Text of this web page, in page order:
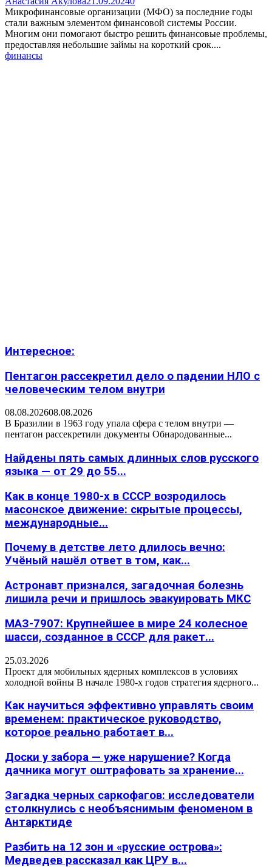
Микрофинансовые организации (МФО) за последние годы
стали важным элементом финансовой системы России.
Многим они помогают быстро решить финансовые проблемы,
предоставляя небольшие займы на короткий срок....
финансы
Интересное:
Пентагон рассекретил дело о падении НЛО с
человеческим телом внутри
08.08.202608.08.2026
В Бразилии в 1963 году упала сфера с телом внутри —
пентагон рассекретили документы Обнародованные...
Найдены пять самых длинных слов русского
языка — от 29 до 55...
Как в конце 1980-х в СССР возродилось
масонское движение: скрытые процессы,
международные...
Почему в детстве лето длилось вечно:
Учёный нашёл ответ в том, как...
Астронавт признался, загадочная болезнь
лишила речи и пришлось эвакуировать МКС
МАЗ-7907: Крупнейшее в мире 24 колесное
шасси, созданное в СССР для ракет...
25.03.2026
Проект для мобильных ядерных комплексов в условиях
холодной войны В начале 1980-х годов стратегия ядерного...
Как научиться эффективно управлять своим
временем: практическое руководство,
которое реально работает в...
Доски у забора — уже нарушение? Когда
дачника могут оштрафовать за хранение...
Загадка черных саркофагов: исследователи
столкнулись с необъяснимым феноменом в
Антарктиде
Разбить на 12 зон и «русские острова»:
Медведев рассказал как ЦРУ в...